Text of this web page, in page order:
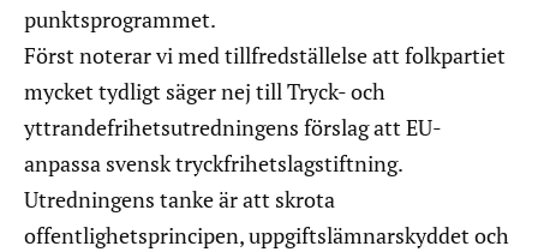
punktsprogrammet.
Först noterar vi med tillfredställelse att folkpartiet
mycket tydligt säger nej till Tryck- och
yttrandefrihetsutredningens förslag att EU-
anpassa svensk tryckfrihetslagstiftning.
Utredningens tanke är att skrota
offentlighetsprincipen, uppgiftslämnarskyddet och